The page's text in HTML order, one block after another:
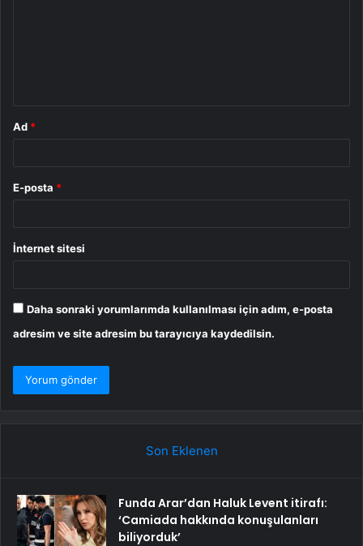
Ad *
E-posta *
İnternet sitesi
Daha sonraki yorumlarımda kullanılması için adım, e-posta
adresim ve site adresim bu tarayıcıya kaydedilsin.
Son Eklenen
Funda Arar’dan Haluk Levent itirafı:
‘Camiada hakkında konuşulanları
biliyorduk’